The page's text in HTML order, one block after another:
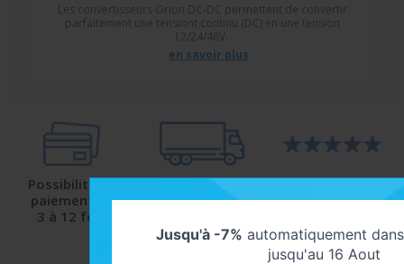
Les convertisseurs Orion DC-DC permettent de convertir
parfaitement une tensiont continu (DC) en une tension
12/24/48V.
en savoir plus
Possibilité de
paiement de
3 à 12 fois
Livraison
protégée
Satisfaction
client
Verifiés
Jusqu'à -7% automatiquement
jusqu'au 16 Aout